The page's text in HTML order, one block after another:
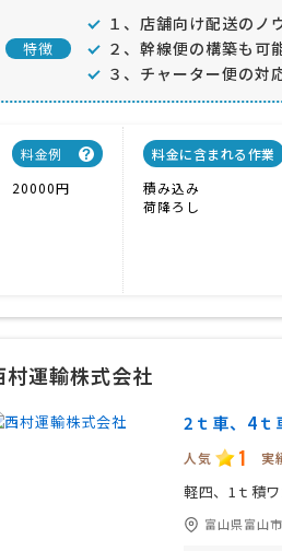
特徴
１、店舗向け配送のノ
２、幹線便の構築も可
３、チャーター便の対
料金例
20000円
料金に含まれる作業
積み込み
荷降ろし
村運輸株式会社
2ｔ車、4ｔ
人気 1 実
軽四、1ｔ積
富山県富山